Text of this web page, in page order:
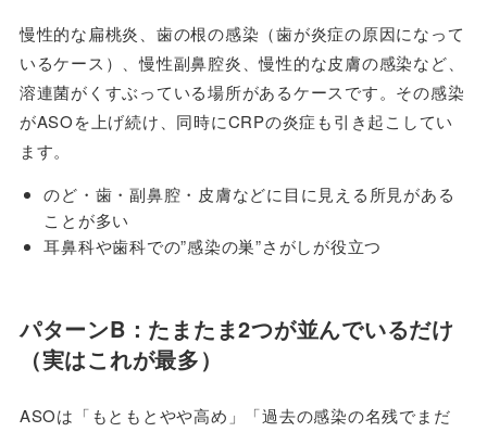
慢性的な扁桃炎、歯の根の感染（歯が炎症の原因になって
いるケース）、慢性副鼻腔炎、慢性的な皮膚の感染など、
溶連菌がくすぶっている場所があるケースです。その感染
がASOを上げ続け、同時にCRPの炎症も引き起こしてい
ます。
のど・歯・副鼻腔・皮膚などに目に見える所見がある
ことが多い
耳鼻科や歯科での”感染の巣”さがしが役立つ
パターンB：たまたま2つが並んでいるだけ
（実はこれが最多）
ASOは「もともとやや高め」「過去の感染の名残でまだ